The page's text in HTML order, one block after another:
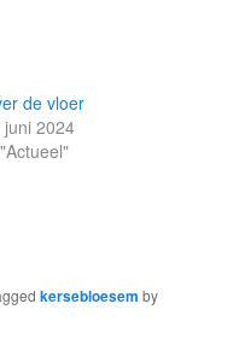
de vloer
juni 2024
kersebloesem by